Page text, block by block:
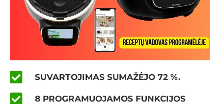
SUVARTOJIMAS SUMAŽĖJO 72 %.
8 PROGRAMUOJAMOS FUNKCIJOS